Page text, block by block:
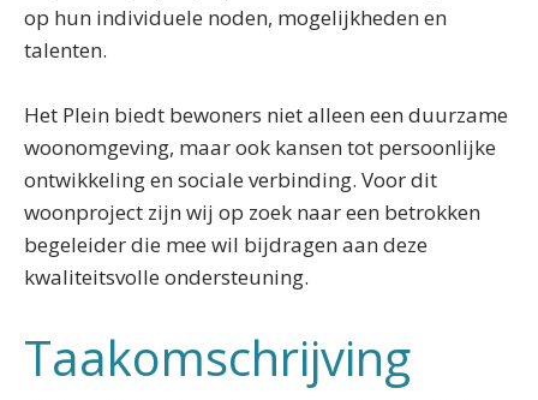
op hun individuele noden, mogelijkheden en
talenten.
Het Plein biedt bewoners niet alleen een duurzame
woonomgeving, maar ook kansen tot persoonlijke
ontwikkeling en sociale verbinding. Voor dit
woonproject zijn wij op zoek naar een betrokken
begeleider die mee wil bijdragen aan deze
kwaliteitsvolle ondersteuning.
Taakomschrijving